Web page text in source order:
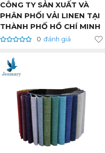
CÔNG TY SẢN XUẤT VÀ
PHÂN PHỐI VẢI LINEN TẠI
THÀNH PHỐ HỒ CHÍ MINH
0 đánh giá